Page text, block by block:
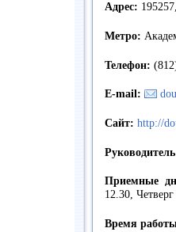
Адрес:
Метро:
Телефон:
E-mail:
Сайт: http://
Приемные
12.30,
Время